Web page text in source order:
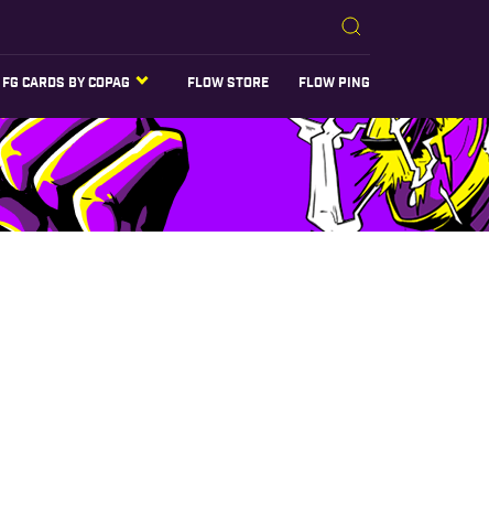
FG CARDS BY COPAG FLOW STORE FLOW PING